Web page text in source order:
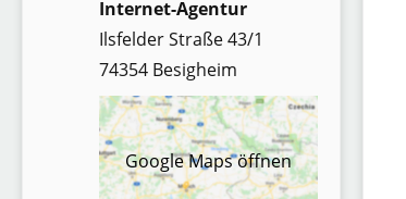
Internet-Agentur
Ilsfelder Straße 43/1
74354 Besigheim
Google Maps öffnen